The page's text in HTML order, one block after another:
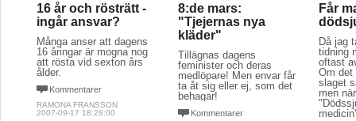
16 år och rösträtt -
ingår ansvar?
Många anser att dagens
16 åringar är mogna nog
att rösta vid sexton års
ålder.
Kommentarer
RAMONA FRANSSON
2007-09-17 18:28:00
8:de mars:
"Tjejernas nya
kläder"
Tillägnas dagens
feminister och deras
medlöpare! Men envar får
ta åt sig eller ej, som det
behagar!
Kommentarer
Får
Då jag
tidning
oftast
Om det
slaget
men